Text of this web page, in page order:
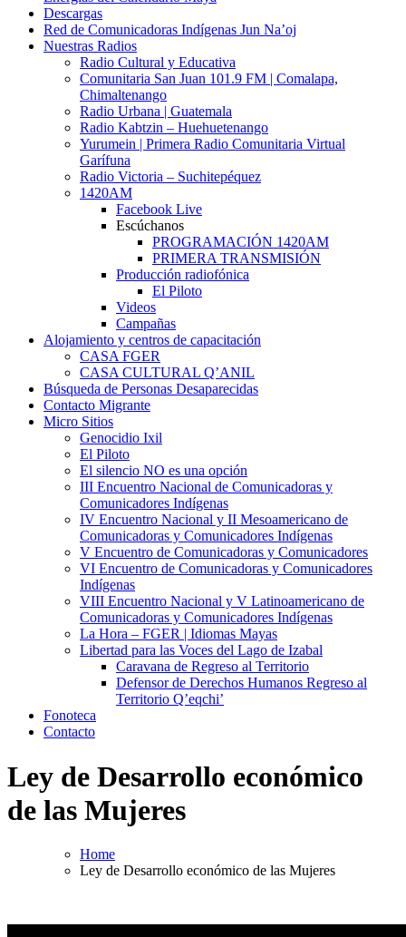
Descargas
Red de Comunicadoras Indígenas Jun Na’oj
Nuestras Radios
Radio Cultural y Educativa
Comunitaria San Juan 101.9 FM | Comalapa,
Chimaltenango
Radio Urbana | Guatemala
Radio Kabtzin – Huehuetenango
Yurumein | Primera Radio Comunitaria Virtual
Garífuna
Radio Victoria – Suchitepéquez
1420AM
Facebook Live
Escúchanos
PROGRAMACIÓN 1420AM
PRIMERA TRANSMISIÓN
Producción radiofónica
El Piloto
Videos
Campañas
Alojamiento y centros de capacitación
CASA FGER
CASA CULTURAL Q’ANIL
Búsqueda de Personas Desaparecidas
Contacto Migrante
Micro Sitios
Genocidio Ixil
El Piloto
El silencio NO es una opción
III Encuentro Nacional de Comunicadoras y
Comunicadores Indígenas
IV Encuentro Nacional y II Mesoamericano de
Comunicadoras y Comunicadores Indígenas
V Encuentro de Comunicadoras y Comunicadores
VI Encuentro de Comunicadoras y Comunicadores
Indígenas
VIII Encuentro Nacional y V Latinoamericano de
Comunicadoras y Comunicadores Indígenas
La Hora – FGER | Idiomas Mayas
Libertad para las Voces del Lago de Izabal
Caravana de Regreso al Territorio
Defensor de Derechos Humanos Regreso al
Territorio Q’eqchi’
Fonoteca
Contacto
Ley de Desarrollo económico
de las Mujeres
Home
Ley de Desarrollo económico de las Mujeres